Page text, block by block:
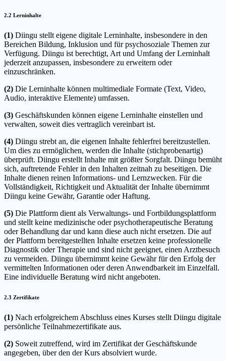
2.2 Lerninhalte
(1) Diingu stellt eigene digitale Lerninhalte, insbesondere in den
Bereichen Bildung, Inklusion und für psychosoziale Themen zur
Verfügung. Diingu ist berechtigt, Art und Umfang der Lerninhalt
jederzeit anzupassen, insbesondere zu erweitern oder
einzuschränken.
(2) Die Lerninhalte können multimediale Formate (Text, Video,
Audio, interaktive Elemente) umfassen.
(3) Geschäftskunden können eigene Lerninhalte einstellen und
verwalten, soweit dies vertraglich vereinbart ist.
(4) Diingu strebt an, die eigenen Inhalte fehlerfrei bereitzustellen.
Um dies zu ermöglichen, werden die Inhalte (stichprobenartig)
überprüft. Diingu erstellt Inhalte mit größter Sorgfalt. Diingu bemüht
sich, auftretende Fehler in den Inhalten zeitnah zu beseitigen. Die
Inhalte dienen reinen Informations- und Lernzwecken. Für die
Vollständigkeit, Richtigkeit und Aktualität der Inhalte übernimmt
Diingu keine Gewähr, Garantie oder Haftung.
(5) Die Plattform dient als Verwaltungs- und Fortbildungsplattform
und stellt keine medizinische oder psychotherapeutische Beratung
oder Behandlung dar und kann diese auch nicht ersetzen. Die auf
der Plattform bereitgestellten Inhalte ersetzen keine professionelle
Diagnostik oder Therapie und sind nicht geeignet, einen Arztbesuch
zu vermeiden. Diingu übernimmt keine Gewähr für den Erfolg der
vermittelten Informationen oder deren Anwendbarkeit im Einzelfall.
Eine individuelle Beratung wird nicht angeboten.
2.3 Zertifikate
(1) Nach erfolgreichem Abschluss eines Kurses stellt Diingu digitale
persönliche Teilnahmezertifikate aus.
(2) Soweit zutreffend, wird im Zertifikat der Geschäftskunde
angegeben, über den der Kurs absolviert wurde.